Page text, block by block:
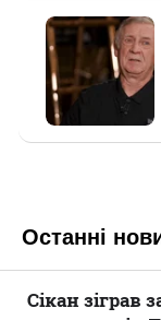
Останні
Сікан зіграв